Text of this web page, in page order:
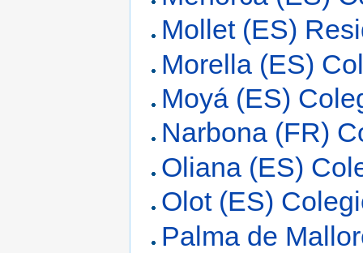
Mollet (ES)
Morella (ES)
Moyá (ES)
Narbona (FR)
Oliana (ES)
Olot (ES)
Palma de